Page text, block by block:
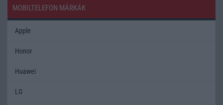
MOBILTELEFON MÁRKÁK
Apple
Honor
Huawei
LG